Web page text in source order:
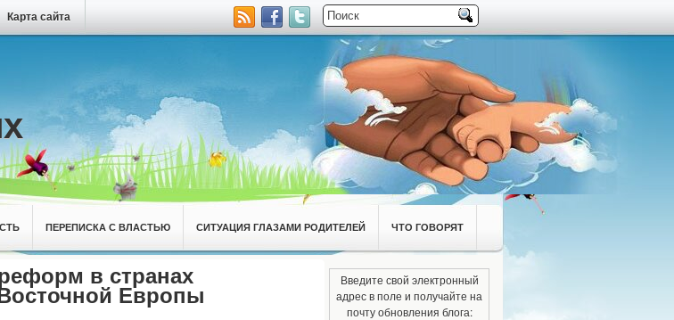
Карта сайта
ПЕРЕПИСКА С ВЛАСТЬЮ СИТУАЦИЯ ГЛАЗАМИ РОДИТЕЛЕЙ ЧТО ГОВОРЯТ
в странах
Европы
Введите свой электронный
адрес в поле и получайте на
почту обновления блога: